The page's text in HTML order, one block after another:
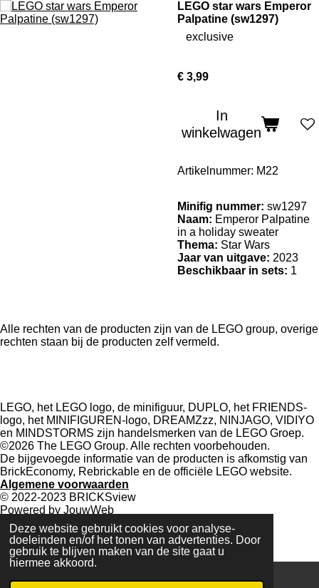
Deze website gebruikt cookies voor analyse-
doeleinden en/of het tonen van advertenties. Door
gebruik te blijven maken van de site gaat u
hiermee akkoord.
LEGO star wars Emperor
Palpatine (sw1297)
exclusive
€ 3,99
In
winkelwagen
Artikelnummer: M22
Minifig nummer: sw1297
Naam: Emperor Palpatine
in a holiday sweater
Thema: Star Wars
Jaar van uitgave: 2023
Beschikbaar in sets: 1
Alle rechten van de producten zijn van de LEGO group, overige
rechten staan bij de producten zelf vermeld.
c
e
b
o
o
k
s
t
a
g
r
a
m
u
T
u
b
e
LEGO, het LEGO logo, de minifiguur, DUPLO, het FRIENDS-
logo, het MINIFIGUREN-logo, DREAMZzz, NINJAGO, VIDIYO
en MINDSTORMS zijn handelsmerken van de LEGO Groep.
©2026 The LEGO Group. Alle rechten voorbehouden.
De bijgevoegde informatie van de producten is afkomstig van
BrickEconomy, Rebrickable en de officiële LEGO website.
Algemene voorwaarden
© 2022-2023 BRICKSview
Powered by JouwWeb